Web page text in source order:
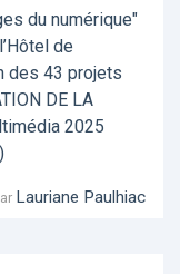
du numérique"
de
des 43 projets
DE LA
2025
Lauriane Paulhiac